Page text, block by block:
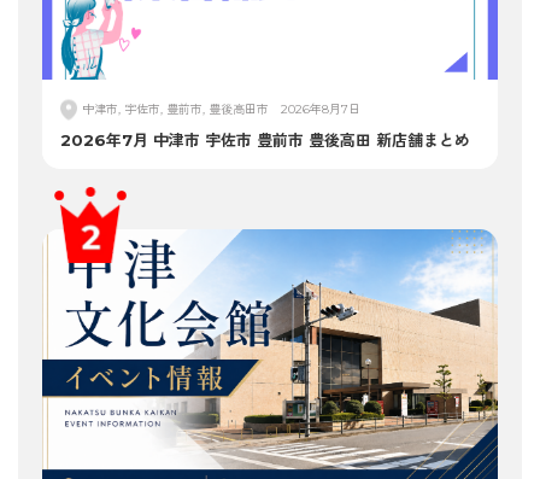
中津市, 宇佐市, 豊前市, 豊後高田市 2026年8月7日
2026年7月 中津市 宇佐市 豊前市 豊後高田 新店舗まとめ